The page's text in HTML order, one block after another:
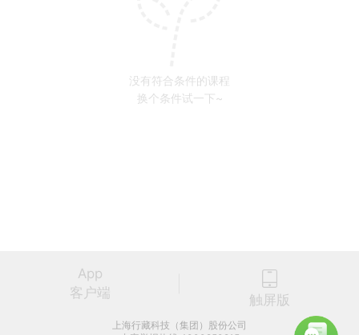
没有符合条件的课程
换个条件试一下~
App
客户端
触屏版
上海行藏科技（集团）股份公司